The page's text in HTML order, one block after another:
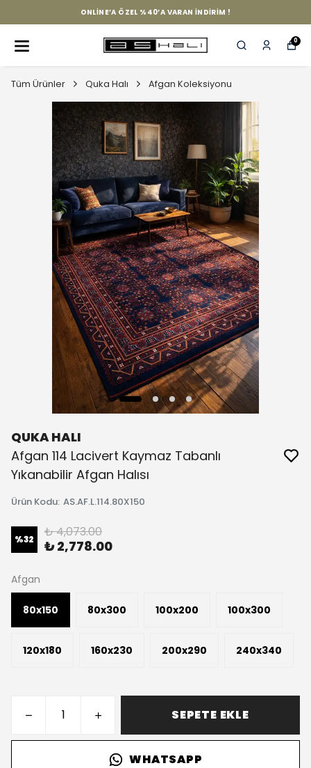
ONLINE’A ÖZEL %40’A VARAN İNDIRIM !
0
Tüm Ürünler Quka Halı Afgan Koleksiyonu
QUKA HALI
Afgan 114 Lacivert Kaymaz Tabanlı
Yıkanabilir Afgan Halısı
Ürün Kodu: AS.AF.L.114.80X150
%32 ₺ 4,073.00
₺ 2,778.00
Afgan
80x150 80x300 100x200 100x300
120x180 160x230 200x290 240x340
SEPETE EKLE
WHATSAPP